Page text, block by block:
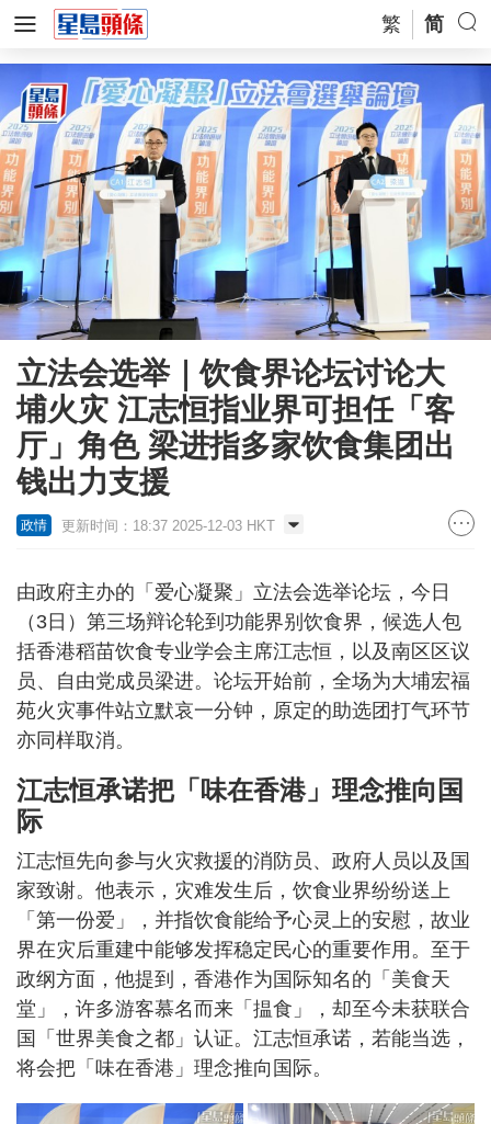
繁 简
立法会选举｜饮食界论坛讨论大
埔火灾 江志恒指业界可担任「客
厅」角色 梁进指多家饮食集团出
钱出力支援
政情 更新时间：18:37 2025-12-03 HKT
由政府主办的「爱心凝聚」立法会选举论坛，今日
（3日）第三场辩论轮到功能界别饮食界，候选人包
括香港稻苗饮食专业学会主席江志恒，以及南区区议
员、自由党成员梁进。论坛开始前，全场为大埔宏福
苑火灾事件站立默哀一分钟，原定的助选团打气环节
亦同样取消。
江志恒承诺把「味在香港」理念推向国
际
江志恒先向参与火灾救援的消防员、政府人员以及国
家致谢。他表示，灾难发生后，饮食业界纷纷送上
「第一份爱」，并指饮食能给予心灵上的安慰，故业
界在灾后重建中能够发挥稳定民心的重要作用。至于
政纲方面，他提到，香港作为国际知名的「美食天
堂」，许多游客慕名而来「揾食」，却至今未获联合
国「世界美食之都」认证。江志恒承诺，若能当选，
将会把「味在香港」理念推向国际。